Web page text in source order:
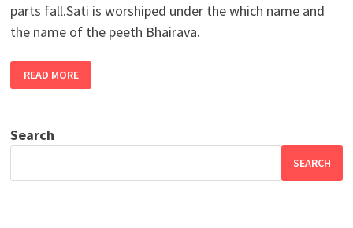
parts fall.Sati is worshiped under the which name and
the name of the peeth Bhairava.
জানুন
সতীর
৫১পীঠের
কোথায়
কোন
READ MORE
Search
SEARCH